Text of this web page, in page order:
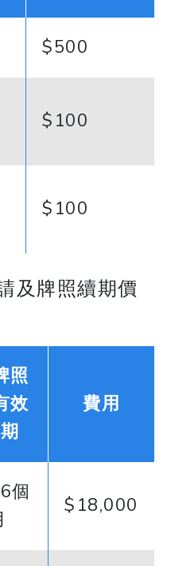
$500
$100
$100
及牌照續期價
照
效
期
費用
個
$18,000